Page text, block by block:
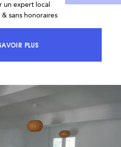
expert local
sans honoraires
PLUS
ACCÉDEZ À 100% DU MARCHÉ ET